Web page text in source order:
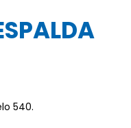
540.